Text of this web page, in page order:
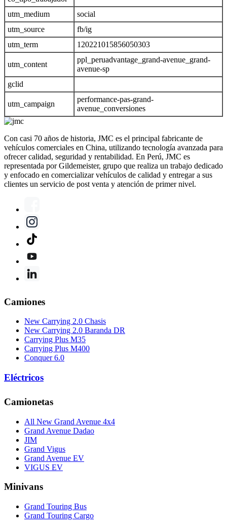
utm_medium
social
utm_source
fb/ig
utm_term
120221015856050303
utm_content
ppl_peruadvantage_grand-avenue_grand-
avenue-sp
gclid
utm_campaign
performance-pas-grand-
avenue_conversiones
Con casi 70 años de historia, JMC es el principal fabricante de
vehículos comerciales en China, utilizando tecnología avanzada para
ofrecer calidad, seguridad y rentabilidad. En Perú, JMC es
representada por Gildemeister, grupo que realiza un trabajo dedicado
y enfocado en comercializar vehículos de calidad y entregar a sus
clientes un servicio de post venta y atención de primer nivel.
Camiones
New Carrying 2.0 Chasis
New Carrying 2.0 Baranda DR
Carrying Plus M35
Carrying Plus M400
Conquer 6.0
Eléctricos
Camionetas
All New Grand Avenue 4x4
Grand Avenue Dadao
JIM
Grand Vigus
Grand Avenue EV
VIGUS EV
Minivans
Grand Touring Bus
Grand Touring Cargo